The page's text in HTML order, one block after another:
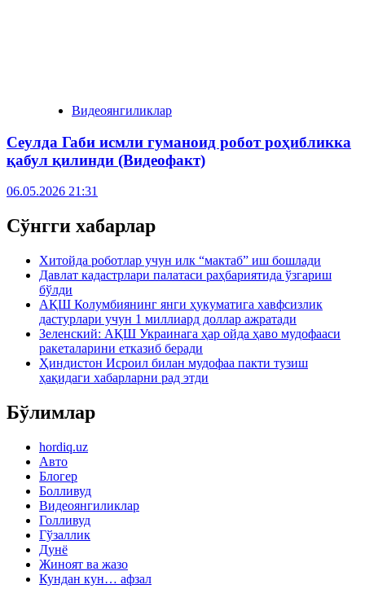
Видеоянгиликлар
Сеулда Габи исмли гуманоид робот роҳибликка
қабул қилинди (Видеофакт)
06.05.2026 21:31
Сўнгги хабарлар
Хитойда роботлар учун илк “мактаб” иш бошлади
Давлат кадастрлари палатаси раҳбариятида ўзгариш
бўлди
АҚШ Колумбиянинг янги ҳукуматига хавфсизлик
дастурлари учун 1 миллиард доллар ажратади
Зеленский: АҚШ Украинага ҳар ойда ҳаво мудофааси
ракеталарини етказиб беради
Ҳиндистон Исроил билан мудофаа пакти тузиш
ҳақидаги хабарларни рад этди
Бўлимлар
hordiq.uz
Авто
Блогер
Болливуд
Видеоянгиликлар
Голливуд
Гўзаллик
Дунё
Жиноят ва жазо
Кундан кун… афзал